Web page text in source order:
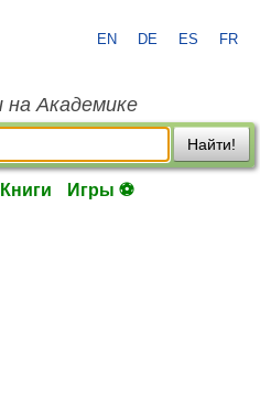
EN DE ES FR
на Академике
Найти!
Книги Игры ⚽